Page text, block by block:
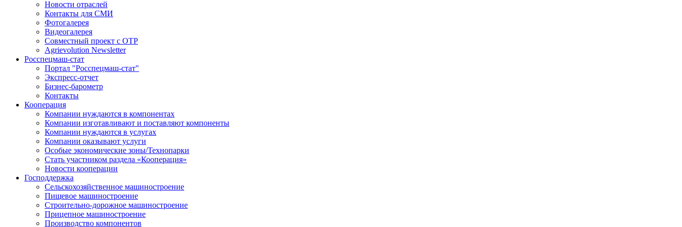
Новости отраслей
Контакты для СМИ
Фотогалерея
Видеогалерея
Совместный проект с ОТР
Agrievolution Newsletter
Росспецмаш-стат
Портал "Росспецмаш-стат"
Экспресс-отчет
Бизнес-барометр
Контакты
Кооперация
Компании нуждаются в компонентах
Компании изготавливают и поставляют компоненты
Компании нуждаются в услугах
Компании оказывают услуги
Особые экономические зоны/Технопарки
Стать участником раздела «Кооперация»
Новости кооперации
Господдержка
Сельскохозяйственное машиностроение
Пищевое машиностроение
Строительно-дорожное машиностроение
Прицепное машиностроение
Производство компонентов